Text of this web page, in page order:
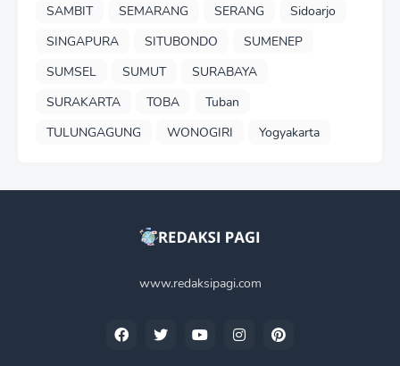
SAMBIT
SEMARANG SERANG
Sidoarjo
SINGAPURA
SITUBONDO
SUMENEP
SUMSEL
SUMUT
SURABAYA
SURAKARTA
TOBA
Tuban
TULUNGAGUNG
WONOGIRI Yogyakarta
www.redaksipagi.com